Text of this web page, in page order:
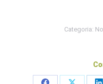
Categoria: